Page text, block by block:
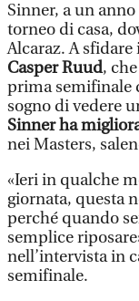
Sinner, a un
torneo di casa,
Alcaraz. A
Casper Ruud,
prima semifinale
sogno di vedere
Sinner ha
nei Masters,
«Ieri in qualche
giornata, questa
perché quando
semplice
nell’intervista in
semifinale.